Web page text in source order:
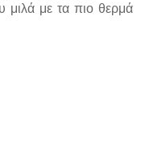
μιλά με τα πιο θερμά